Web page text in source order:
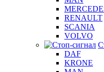
RENAULT
SCANIA
VOLVO
DAF
KRONE